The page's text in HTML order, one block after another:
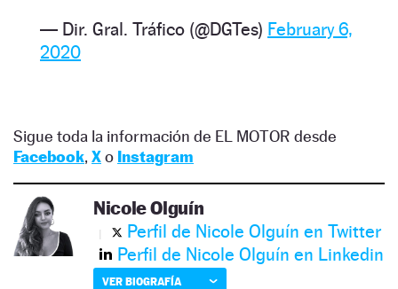
— Dir. Gral. Tráfico (@DGTes) February 6,
2020
Sigue toda la información de EL MOTOR desde
Facebook, Xo Instagram
Nicole Olguín
Perfil de Nicole Olguín en Twitter
Perfil de Nicole Olguín en Linkedin
VER BIOGRAFÍA